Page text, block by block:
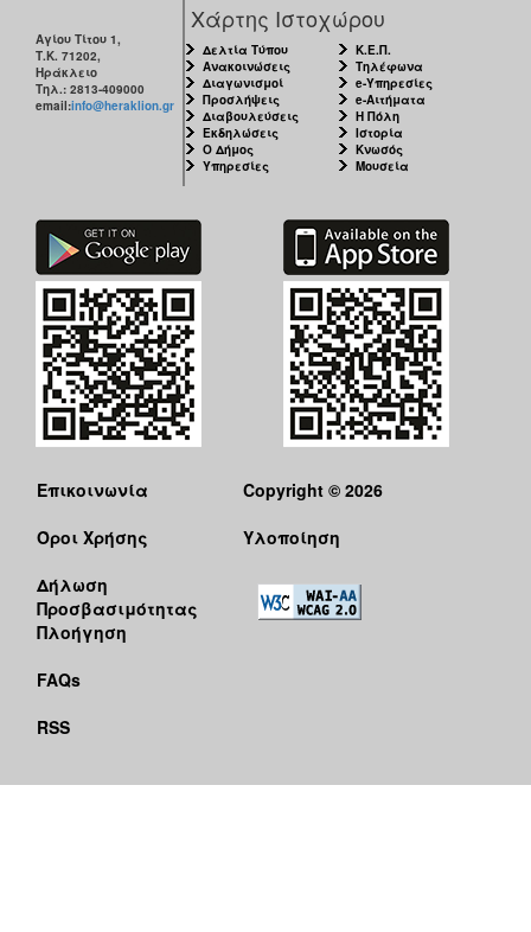
Αγίου Τίτου 1,
Τ.Κ. 71202,
Ηράκλειο
Τηλ.: 2813-409000
email:info@heraklion.gr
Χάρτης Ιστοχώρου
Δελτία Τύπου
Ανακοινώσεις
Διαγωνισμοί
Προσλήψεις
Διαβουλεύσεις
Εκδηλώσεις
Ο Δήμος
Υπηρεσίες
Κ.Ε.Π.
Τηλέφωνα
e-Υπηρεσίες
e-Αιτήματα
Η Πόλη
Ιστορία
Κνωσός
Μουσεία
Επικοινωνία
Όροι Χρήσης
Δήλωση
Προσβασιμότητας
Πλοήγηση
FAQs
RSS
Copyright © 2026
Υλοποίηση